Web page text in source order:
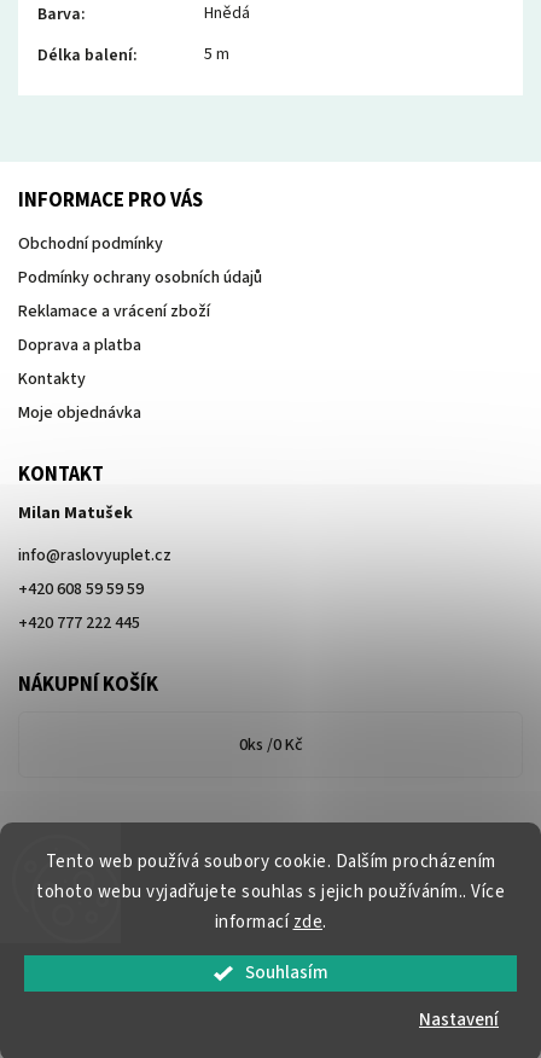
Tento web používá soubory cookie. Dalším procházením
tohoto webu vyjadřujete souhlas s jejich používáním.. Více
informacízde.
Souhlasím
Nastavení
Barva:
Hnědá
Délka balení: 5 m
INFORMACE PRO VÁS
Obchodní podmínky
Podmínky ochrany osobních údajů
Reklamace a vrácení zboží
Doprava a platba
Kontakty
Moje objednávka
KONTAKT
Milan Matušek
info@raslovyuplet.cz
+420 608 59 59 59
+420 777 222 445
NÁKUPNÍ KOŠÍK
0ks /0 Kč